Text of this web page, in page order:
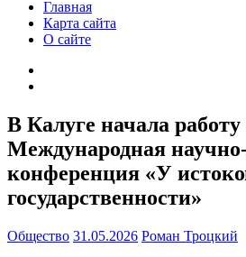
Главная
Карта сайта
О сайте
В Калуге начала
Международная
конференция «У
государственности»
Общество 31.05.2026 Роман Троцкий